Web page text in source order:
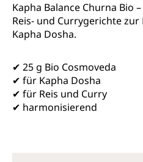
Kapha Balance Churna Bio
Reis- und Currygerichte
Kapha Dosha.
✔ 25 g Bio Cosmoveda
✔ für Kapha Dosha
✔ für Reis und Curry
✔ harmonisierend